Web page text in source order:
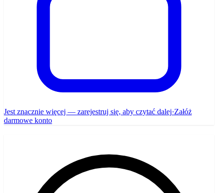
Jest znacznie więcej — zarejestruj się, aby czytać dalej·Załóż
darmowe konto